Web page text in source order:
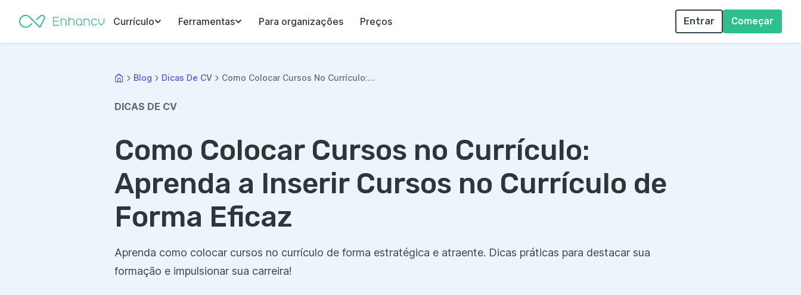
Currículo Ferramentas Para organizações Preços Entrar Começar
Blog Dicas De CV Como Colocar Cursos No Currículo:...
DICAS DE CV
Como Colocar Cursos no Currículo:
Aprenda a Inserir Cursos no Currículo de
Forma Eficaz
Aprenda como colocar cursos no currículo de forma estratégica e atraente. Dicas práticas para destacar sua
formação e impulsionar sua carreira!